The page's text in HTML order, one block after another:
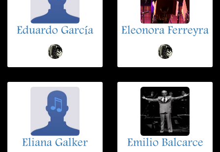
Eduardo García Eleonora Ferreyra
Eliana Galker Emilio Balcarce